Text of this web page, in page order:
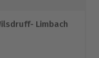
Limbach